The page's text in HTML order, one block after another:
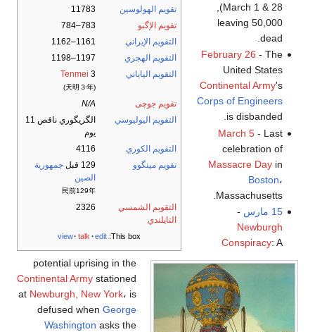
تقويم الهولوسين
11783
تقويم الإگبو
783–784
التقويم الإيراني
1161–1162
التقويم الهجري
1197–1198
التقويم الياباني
Tenmei 3
(天明３年)
تقويم جوچى
N/A
التقويم اليوليوسي
الگريگوري ناقص 11
يوم
التقويم الكوري
4116
تقويم مينگوو
129 قبل
جمهورية
الصين
民前129年
التقويم الشمسي
التايلندي
2326
This box:
view talk edit
March 1 & 28),
leaving 50,000
dead.
February 26 - The
United States
Continental Army's
Corps of Engineers
is disbanded.
March 5- Last
celebration of
Massacre Dayin
Boston،
Massachusetts.
15 مارس
-
Newburgh
Conspiracy: A
potential uprising in the
Continental Army stationed
at Newburgh, New York، is
defused whenGeorge
Washington asks the